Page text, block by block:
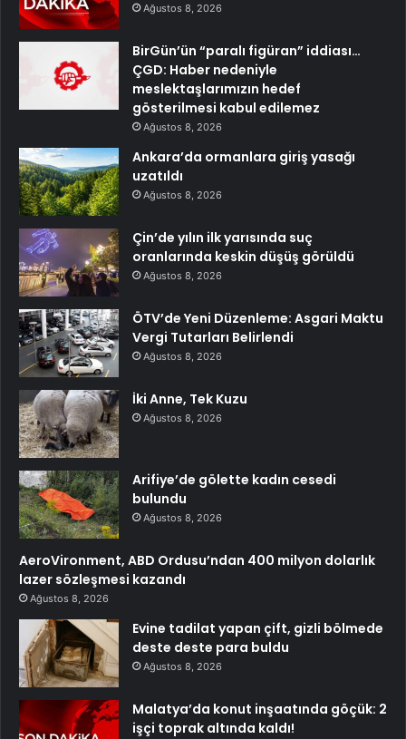
Ağustos 8, 2026
BirGün’ün “paralı figüran” iddiası…
ÇGD: Haber nedeniyle
meslektaşlarımızın hedef
gösterilmesi kabul edilemez
Ağustos 8, 2026
Ankara’da ormanlara giriş yasağı
uzatıldı
Ağustos 8, 2026
Çin’de yılın ilk yarısında suç
oranlarında keskin düşüş görüldü
Ağustos 8, 2026
ÖTV’de Yeni Düzenleme: Asgari Maktu
Vergi Tutarları Belirlendi
Ağustos 8, 2026
İki Anne, Tek Kuzu
Ağustos 8, 2026
Arifiye’de gölette kadın cesedi
bulundu
Ağustos 8, 2026
AeroVironment, ABD Ordusu’ndan 400 milyon dolarlık
lazer sözleşmesi kazandı
Ağustos 8, 2026
Evine tadilat yapan çift, gizli bölmede
deste deste para buldu
Ağustos 8, 2026
Malatya’da konut inşaatında göçük: 2
işçi toprak altında kaldı!